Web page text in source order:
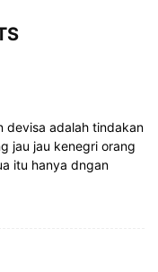
devisa adalah tindakan
jau jau kenegri orang
itu hanya dngan